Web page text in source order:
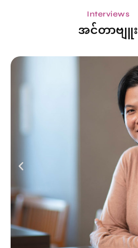
Interviews
အင်တာဗျူး